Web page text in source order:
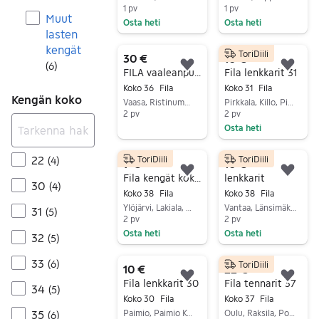
Muut
lasten
kengät
(6)
Kengän koko
22 (4)
30 (4)
31 (5)
32 (5)
33 (6)
34 (5)
35 (6)
1 pv
Osta heti
1 pv
Osta heti
30 €
Koko 36
Fila
2 pv
Lisää suosikiksi.
10 €
Fila lenkkarit 31
Koko 31
Fila
2 pv
Osta heti
ToriDiili
9 €
Koko 38
Fila
2 pv
Osta heti
ToriDiili
Lisää suosikiksi.
10 €
lenkkarit
Koko 38
Fila
Vantaa, Länsimäki, Uusimaa
2 pv
Osta heti
ToriDiili
10 €
Fila lenkkarit 30
Koko 30
Fila
Paimio, Paimio Keskus, Varsinais-Suomi
Lisää suosikiksi.
22 €
Fila tennarit 37
Koko 37
Fila
Oulu, Raksila, Pohjois-Pohjanmaa
ToriDiili